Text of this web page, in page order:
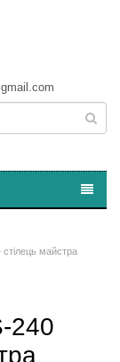
майстра
240